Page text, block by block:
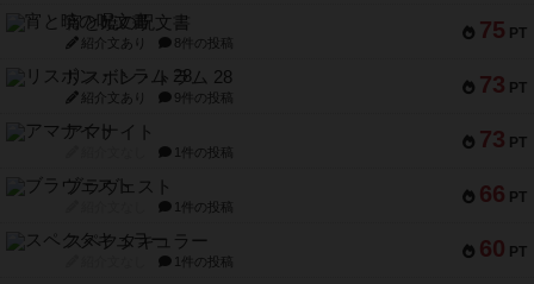
75 PT
宵と暁の呪文書
紹介文あり 8件の投稿
73 PT
リスボン・トラム 28
紹介文あり 9件の投稿
73 PT
アマナイト
1件の投稿
66 PT
ブラヴェスト
1件の投稿
60 PT
スペクタキュラー
1件の投稿